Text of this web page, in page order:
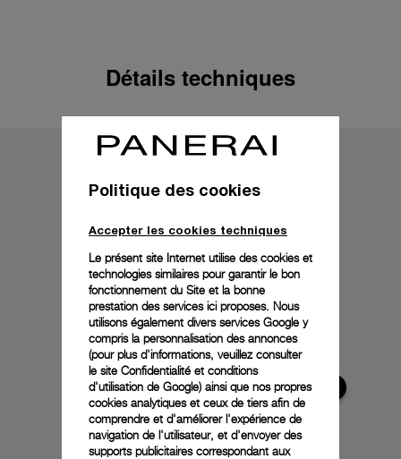
Détails techniques
Politique des cookies
Accepter les cookies techniques
Le présent site Internet utilise des cookies et
technologies similaires pour garantir le bon
fonctionnement du Site et la bonne
prestation des services ici proposes. Nous
utilisons également divers services Google y
compris la personnalisation des annonces
(pour plus d'informations, veuillez consulter
le site Confidentialité et conditions
d'utilisation de Google) ainsi que nos propres
cookies analytiques et ceux de tiers afin de
comprendre et d'améliorer l'expérience de
navigation de l'utilisateur, et d'envoyer des
supports publicitaires correspondant aux